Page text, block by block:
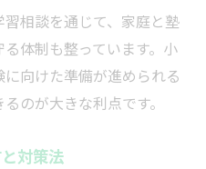
相談を通じて、家庭と塾
体制も整っています。小
向けた準備が進められる
のが大きな利点です。
対策法